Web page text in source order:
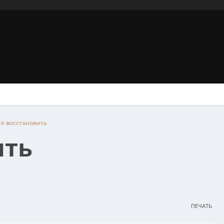
восстановить
ПЕЧАТЬ